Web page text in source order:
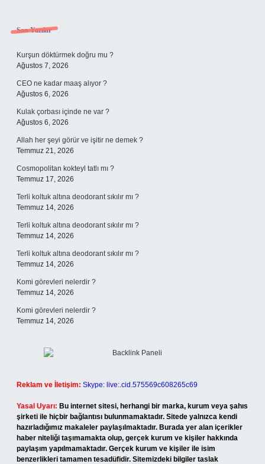
Sidebar
Son Yazılar
Kurşun döktürmek doğru mu ?
Ağustos 7, 2026
CEO ne kadar maaş alıyor ?
Ağustos 6, 2026
Kulak çorbası içinde ne var ?
Ağustos 6, 2026
Allah her şeyi görür ve işitir ne demek ?
Temmuz 21, 2026
Cosmopolitan kokteyl tatlı mı ?
Temmuz 17, 2026
Terli koltuk altına deodorant sıkılır mı ?
Temmuz 14, 2026
Terli koltuk altına deodorant sıkılır mı ?
Temmuz 14, 2026
Terli koltuk altına deodorant sıkılır mı ?
Temmuz 14, 2026
Komi görevleri nelerdir ?
Temmuz 14, 2026
Komi görevleri nelerdir ?
Temmuz 14, 2026
Reklam ve İletişim: Skype: live:.cid.575569c608265c69
Yasal Uyarı: Bu internet sitesi, herhangi bir marka, kurum veya şahıs
şirketi ile hiçbir bağlantısı bulunmamaktadır. Sitede yalnızca kendi
hazırladığımız makaleler paylaşılmaktadır. Burada yer alan içerikler
haber niteliği taşımamakta olup, gerçek kurum ve kişiler hakkında
paylaşım yapılmamaktadır. Gerçek kurum ve kişiler ile isim
benzerlikleri tamamen tesadüfidir. Sitemizdeki bilgiler taslak